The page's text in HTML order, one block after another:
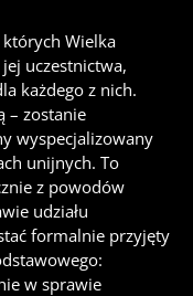
Wielka
uczestnictwa,
każdego z nich.
– zostanie
wyspecjalizowany
unijnych. To
z powodów
udziału
formalnie przyjęty
w sprawie